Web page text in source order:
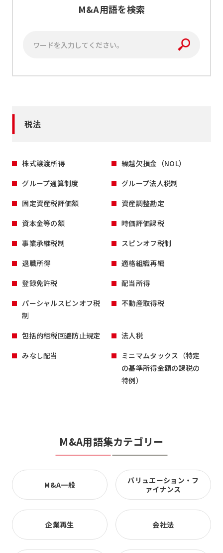
M&A用語を検索
税法
株式譲渡所得
繰越欠損金（NOL）
グループ通算制度
グループ法人税制
固定資産税評価額
資産調整勘定
資本金等の額
時価評価課税
事業承継税制
スピンオフ税制
退職所得
適格組織再編
登録免許税
配当所得
パーシャルスピンオフ税
制
不動産取得税
包括的租税回避防止規定
法人税
みなし配当
ミニマムタックス（特定
の基準所得金額の課税の
特例）
M&A用語集カテゴリー
M&A一般
バリュエーション・フ
ァイナンス
企業再生 会社法